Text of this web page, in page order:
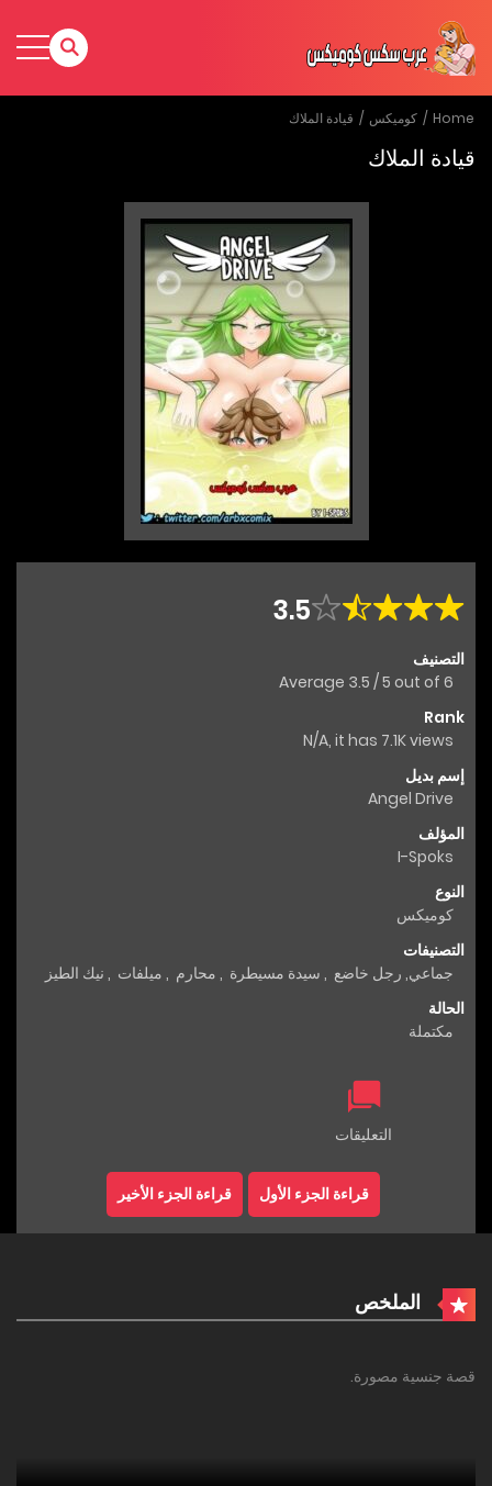
Home كوميكس قيادة الملاك
قيادة الملاك
3.5
التصنيف
Average 3.5 /5 out of 6
Rank
N/A, it has 7.1K views
إسم بديل
Angel Drive
المؤلف
I-Spoks
النوع
كوميكس
التصنيفات
جماعي, رجل خاضع , سيدة مسيطرة , محارم , ميلفات , نيك الطيز
الحالة
مكتملة
التعليقات
قراءة الجزء الأول قراءة الجزء الأخير
الملخص
قصة جنسية مصورة.